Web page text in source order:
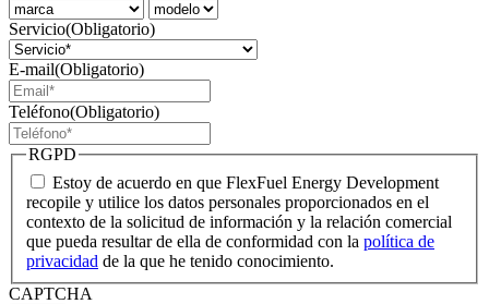
Servicio(Obligatorio)
E-mail(Obligatorio)
Teléfono(Obligatorio)
RGPD
Estoy de acuerdo en que FlexFuel Energy Development
recopile y utilice los datos personales proporcionados en el
contexto de la solicitud de información y la relación comercial
que pueda resultar de ella de conformidad con la política de
privacidad de la que he tenido conocimiento.
CAPTCHA